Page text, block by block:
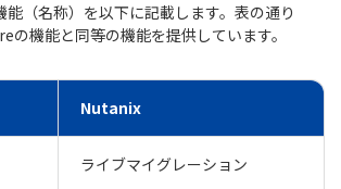
能（名称）を以下に記載します。表の通り
の機能と同等の機能を提供しています。
Nutanix
ライブマイグレーション